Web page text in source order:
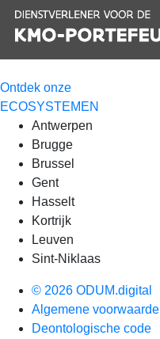
Ontdek onze
ECOSYSTEMEN
Antwerpen
Brugge
Brussel
Gent
Hasselt
Kortrijk
Leuven
Sint-Niklaas
© 2026 ODUM.digital
Algemene
Deontologische code